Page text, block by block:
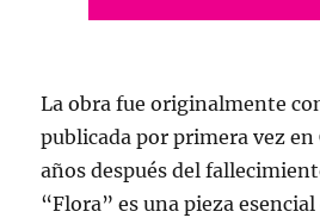
La obra fue originalmente
publicada por primera vez en
años después del
“Flora” es una pieza